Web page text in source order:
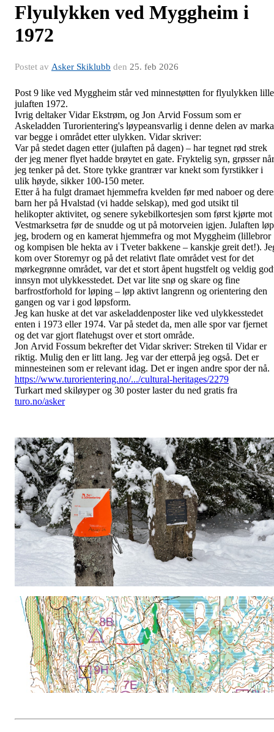
Flyulykken ved Myggheim i
1972
Postet av Asker Skiklubb den 25. feb 2026
Post 9 like ved Myggheim står ved minnestøtten for flyulykken lille
julaften 1972.
Ivrig deltaker Vidar Ekstrøm, og Jon Arvid Fossum som er
Askeladden Turorientering's løypeansvarlig i denne delen av marka
var begge i området etter ulykken. Vidar skriver:
Var på stedet dagen etter (julaften på dagen) – har tegnet rød strek
der jeg mener flyet hadde brøytet en gate. Fryktelig syn, grøsser når
jeg tenker på det. Store tykke grantrær var knekt som fyrstikker i
ulik høyde, sikker 100-150 meter.
Etter å ha fulgt dramaet hjemmefra kvelden før med naboer og
barn her på Hvalstad (vi hadde selskap), med god utsikt til
helikopter aktivitet, og senere sykebilkortesjen som først kjørte mot
Vestmarksetra før de snudde og ut på motorveien igjen. Julaften løp
jeg, brodern og en kamerat hjemmefra og mot Myggheim (lillebror
og kompisen ble hekta av i Tveter bakkene – kanskje greit det!).
kom over Storemyr og på det relativt flate området vest for det
mørkegrønne området, var det et stort åpent hugstfelt og veldig
innsyn mot ulykkesstedet. Det var lite snø og skare og fine
barfrostforhold for løping – løp aktivt langrenn og orientering den
gangen og var i god løpsform.
Jeg kan huske at det var askeladdenposter like ved ulykkesstedet
enten i 1973 eller 1974. Var på stedet da, men alle spor var fjernet
og det var gjort flatehugst over et stort område.
Jon Arvid Fossum bekrefter det Vidar skriver: Streken til Vidar er
riktig. Mulig den er litt lang. Jeg var der etterpå jeg også. Det er
minnesteinen som er relevant idag. Det er ingen andre spor der nå.
https://www.turorientering.no/.../cultural-heritages/2279
Turkart med skiløyper og 30 poster laster du ned gratis fra
turo.no/asker